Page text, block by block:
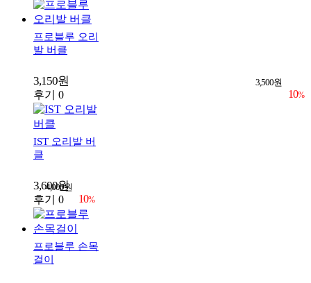
프로블루 오리
발 버클
3,150원 3,500원
10%
후기 0
IST 오리발 버
클
3,600원
4,000원
10%
후기 0
프로블루 손목
걸이